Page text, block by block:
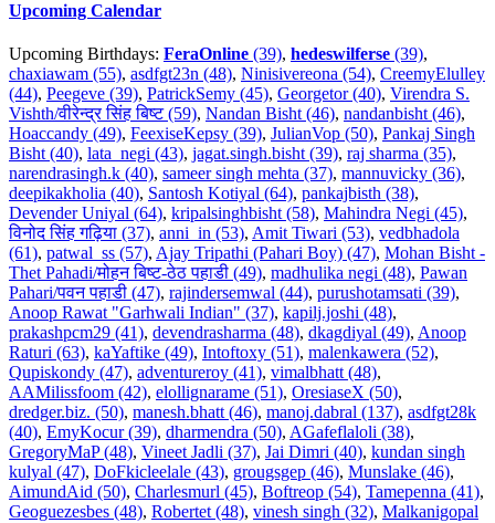
Upcoming Calendar
Upcoming Birthdays: FeraOnline (39), hedeswilferse (39),
chaxiawam (55), asdfgt23n (48), Ninisivereona (54), CreemyElulley
(44), Peegeve (39), PatrickSemy (45), Georgetor (40), Virendra S.
Vishth/वीरेन्द्र सिंह बिष्ट (59), Nandan Bisht (46), nandanbisht (46),
Hoaccandy (49), FeexiseKepsy (39), JulianVop (50), Pankaj Singh
Bisht (40), lata_negi (43), jagat.singh.bisht (39), raj sharma (35),
narendrasingh.k (40), sameer singh mehta (37), mannuvicky (36),
deepikakholia (40), Santosh Kotiyal (64), pankajbisth (38),
Devender Uniyal (64), kripalsinghbisht (58), Mahindra Negi (45),
विनोद सिंह गढ़िया (37), anni_in (53), Amit Tiwari (53), vedbhadola
(61), patwal_ss (57), Ajay Tripathi (Pahari Boy) (47), Mohan Bisht -
Thet Pahadi/मोहन बिष्ट-ठेठ पहाडी (49), madhulika negi (48), Pawan
Pahari/पवन पहाडी (47), rajindersemwal (44), purushotamsati (39),
Anoop Rawat "Garhwali Indian" (37), kapilj.joshi (48),
prakashpcm29 (41), devendrasharma (48), dkagdiyal (49), Anoop
Raturi (63), kaYaftike (49), Intoftoxy (51), malenkawera (52),
Qupiskondy (47), adventureroy (41), vimalbhatt (48),
AAMilissfoom (42), elollignarame (51), OresiaseX (50),
dredger.biz. (50), manesh.bhatt (46), manoj.dabral (137), asdfgt28k
(40), EmyKocur (39), dharmendra (50), AGafeflaloli (38),
GregoryMaP (48), Vineet Jadli (37), Jai Dimri (40), kundan singh
kulyal (47), DoFkicleelale (43), grougsgep (46), Munslake (46),
AimundAid (50), Charlesmurl (45), Boftreop (54), Tamepenna (41),
Geoguezesbes (48), Robertet (48), vinesh singh (32), Malkanigopal